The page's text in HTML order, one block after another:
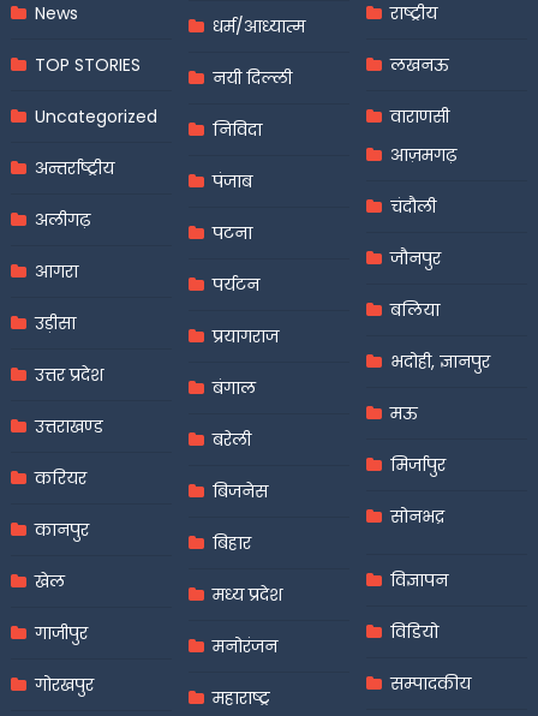
News
TOP STORIES
Uncategorized
अन्तर्राष्ट्रीय
अलीगढ़
आगरा
उड़ीसा
उत्तर प्रदेश
उत्तराखण्ड
करियर
कानपुर
खेल
गाजीपुर
गोरखपुर
धर्म/आध्यात्म
नयी दिल्ली
निविदा
पंजाब
पटना
पर्यटन
प्रयागराज
बंगाल
बरेली
बिजनेस
बिहार
मध्य प्रदेश
मनोरंजन
महाराष्ट्र
राष्ट्रीय
लखनऊ
वाराणसी
आज़मगढ़
चंदौली
जौनपुर
बलिया
भदोही, ज्ञानपुर
मऊ
मिर्जापुर
सोनभद्र
विज्ञापन
विडियो
सम्पादकीय